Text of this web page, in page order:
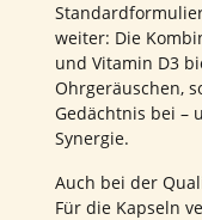
weiter: Die
und Vitamin D3
Ohrgeräuschen,
Gedächtnis bei –
Synergie.
Auch bei der
Für die Kapseln